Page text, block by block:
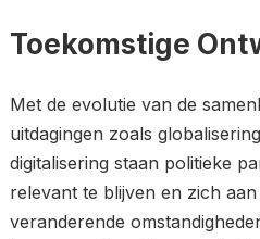
Toekomstige
Met de evolutie van de
uitdagingen zoals
digitalisering staan politieke
relevant te blijven en zich
veranderende